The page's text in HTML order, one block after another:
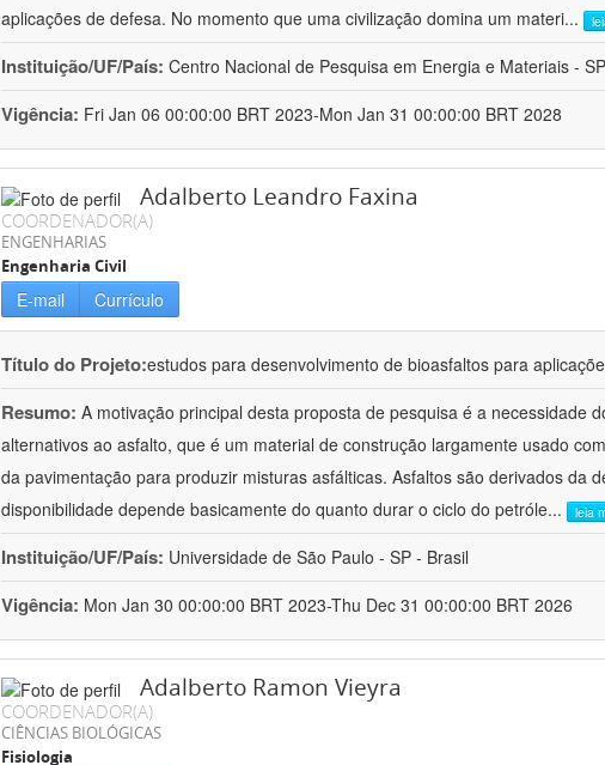
aplicações de defesa. No momento que uma civilização domina um materi...
Instituição/UF/País: Centro Nacional de Pesquisa em Energia e Materiais -
Vigência: Fri Jan 06 00:00:00 BRT 2023-Mon Jan 31 00:00:00 BRT 2028
Adalberto Leandro Faxina
COORDENADOR(A)
ENGENHARIAS
Engenharia Civil
E-mail Currículo
Título do Projeto:estudos para desenvolvimento de bioasfaltos para
Resumo: A motivação principal desta proposta de pesquisa é a necessidade
alternativos ao asfalto, que é um material de construção largamente usado
da pavimentação para produzir misturas asfálticas. Asfaltos são derivados da
disponibilidade depende basicamente do quanto durar o ciclo do petróle... leia
Instituição/UF/País: Universidade de São Paulo - SP - Brasil
Vigência: Mon Jan 30 00:00:00 BRT 2023-Thu Dec 31 00:00:00 BRT 2026
Adalberto Ramon Vieyra
COORDENADOR(A)
CIÊNCIAS BIOLÓGICAS
Fisiologia